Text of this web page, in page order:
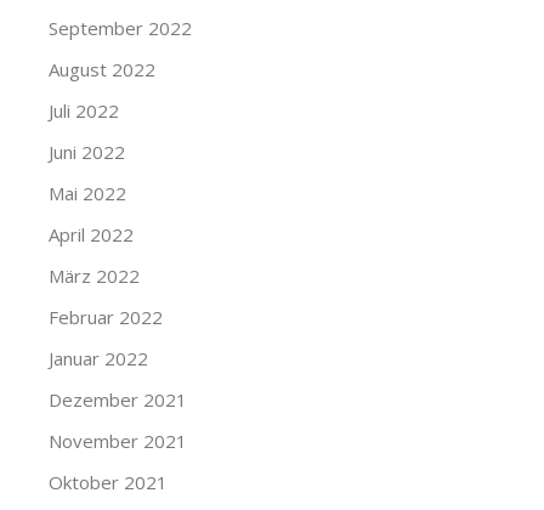
September 2022
August 2022
Juli 2022
Juni 2022
Mai 2022
April 2022
März 2022
Februar 2022
Januar 2022
Dezember 2021
November 2021
Oktober 2021